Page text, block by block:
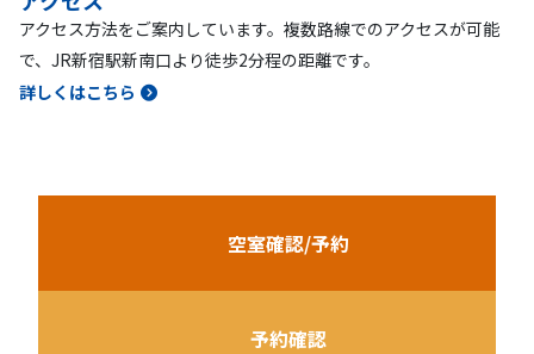
アクセス方法をご案内しています。複数路線でのアクセスが可能
で、JR新宿駅新南口より徒歩2分程の距離です。
詳しくはこちら
空室確認/予約
予約確認